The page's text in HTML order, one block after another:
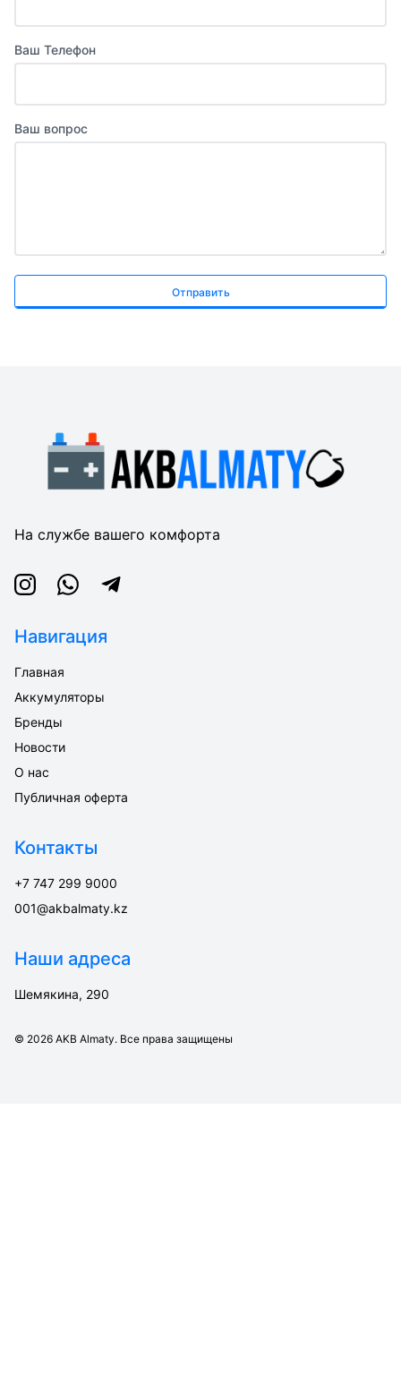
Ваш Телефон
Ваш вопрос
Отправить
На службе вашего комфорта
InstagramWhatsappTelegram
Навигация
Главная
Аккумуляторы
Бренды
Новости
О нас
Публичная оферта
Контакты
+7 747 299 9000
001@akbalmaty.kz
Наши адреса
Шемякина, 290
© 2026 AKB Almaty. Все права защищены